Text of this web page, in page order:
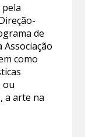
de
Associação
como
ou
a arte na